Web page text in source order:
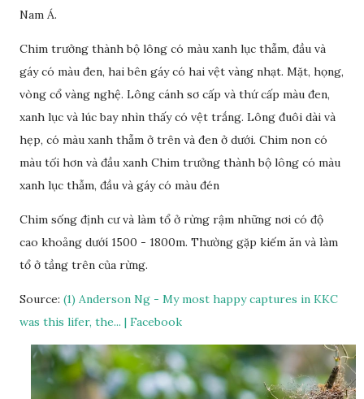
Nam Á.
Chim trưởng thành bộ lông có màu xanh lục thẫm, đầu và
gáy có màu đen, hai bên gáy có hai vệt vàng nhạt. Mặt, họng,
vòng cổ vàng nghệ. Lông cánh sơ cấp và thứ cấp màu đen,
xanh lục và lúc bay nhìn thấy có vệt trắng. Lông đuôi dài và
hẹp, có màu xanh thẫm ở trên và đen ở dưới. Chim non có
màu tối hơn và đầu xanh Chim trưởng thành bộ lông có màu
xanh lục thẫm, đầu và gáy có màu đén
Chim sống định cư và làm tổ ở rừng rậm những nơi có độ
cao khoảng dướí 1500 - 1800m. Thường gặp kiếm ăn và làm
tổ ở tầng trên của rừng.
Source: (1) Anderson Ng - My most happy captures in KKC
was this lifer, the... | Facebook